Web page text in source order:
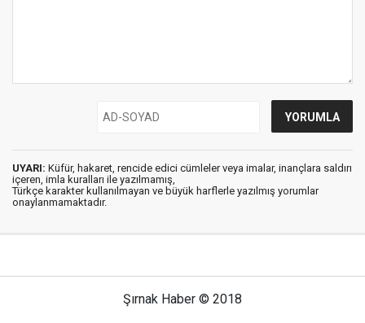
UYARI: Küfür, hakaret, rencide edici cümleler veya imalar, inançlara saldırı
içeren, imla kuralları ile yazılmamış,
Türkçe karakter kullanılmayan ve büyük harflerle yazılmış yorumlar
onaylanmamaktadır.
Şırnak Haber © 2018